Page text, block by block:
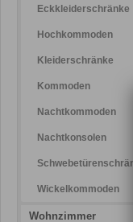
Eckkleiderschränke
Hochkommoden
Kleiderschränke
Kommoden
Nachtkommoden
Nachtkonsolen
Wickelkommoden
Wohnzimmer